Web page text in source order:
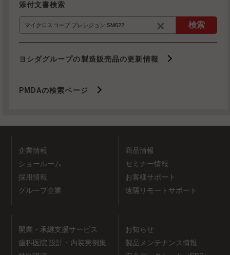
添付文書検索
検索
ヨシダグループの製造販売品の更新情報
PMDAの検索ページ
企業情報
ショールーム
採用情報
グループ企業
商品情報
セミナー情報
お客様サポート
遠隔リモートサポート
開業・承継支援サービス
歯科医院 設計・内装実例集
お知らせ
製品メンテナンス情報